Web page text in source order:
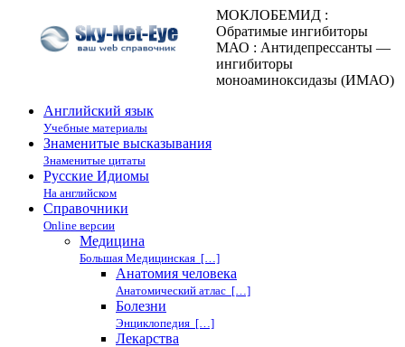
МОКЛОБЕМИД :
Обратимые ингибиторы
МАО : Антидепрессанты —
ингибиторы
моноаминоксидазы (ИМАО)
Английский язык
Учебные материалы
Знаменитые высказывания
Знаменитые цитаты
Русские Идиомы
На английском
Справочники
Online версии
Медицина
Большая Медицинская […]
Анатомия человека
Анатомический атлас […]
Болезни
Энциклопедия […]
Лекарства